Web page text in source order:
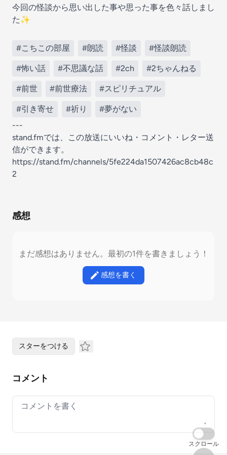
今回の怪談から思い出した事や思った事を色々話しまし
た✨
#こちこの部屋 #朗読 #怪談 #怪談朗読
#怖い話 #不思議な話 #2ch #2ちゃんねる
#前世 #前世療法 #スピリチュアル
#引き寄せ #祈り
#夢がない
---
stand.fmでは、この放送にいいね・コメント・レター送
信ができます。
https://stand.fm/channels/5fe224da1507426ac8cb48c
2
感想
まだ感想はありません。最初の1件を書きましょう！
感想を書く
スターをつける
コメント
Your comment
スクロール